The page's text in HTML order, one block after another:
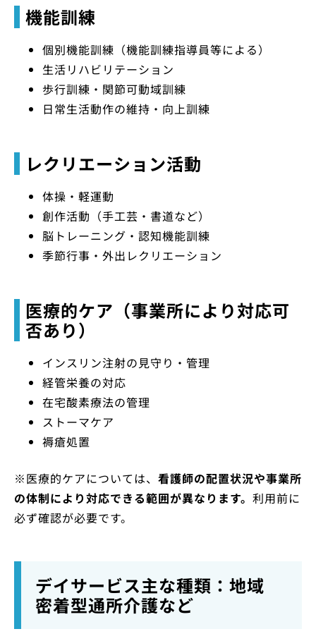
機能訓練
個別機能訓練（機能訓練指導員等による）
生活リハビリテーション
歩行訓練・関節可動域訓練
日常生活動作の維持・向上訓練
レクリエーション活動
体操・軽運動
創作活動（手工芸・書道など）
脳トレーニング・認知機能訓練
季節行事・外出レクリエーション
医療的ケア（事業所により対応可
否あり）
インスリン注射の見守り・管理
経管栄養の対応
在宅酸素療法の管理
ストーマケア
褥瘡処置
※医療的ケアについては、 看護師の配置状況や事業所
の体制により対応できる範囲が異なります。 利用前に
必ず確認が必要です。
デイサービス主な種類：地域
密着型通所介護など